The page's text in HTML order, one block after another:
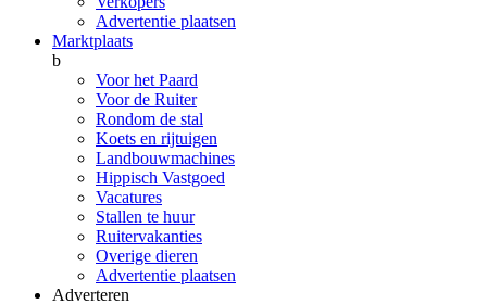
Advertentie plaatsen
Marktplaats
b
Voor het Paard
Voor de Ruiter
Rondom de stal
Koets en rijtuigen
Landbouwmachines
Hippisch Vastgoed
Vacatures
Stallen te huur
Ruitervakanties
Overige dieren
Advertentie plaatsen
Adverteren